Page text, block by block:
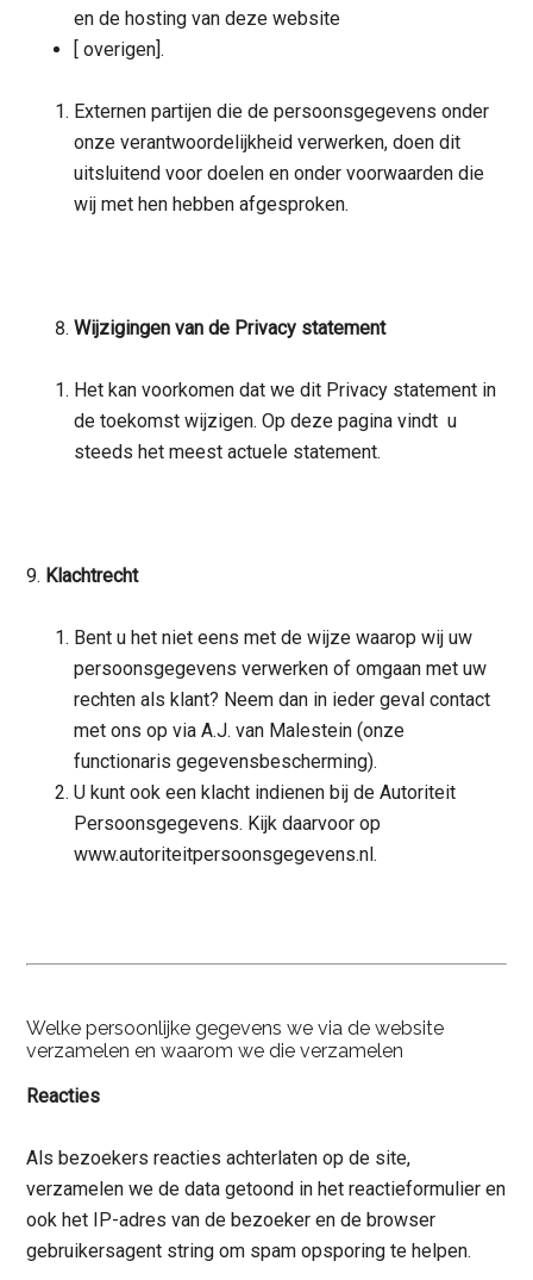
en de hosting van deze website
[ overigen].
Externen partijen die de persoonsgegevens onder
onze verantwoordelijkheid verwerken, doen dit
uitsluitend voor doelen en onder voorwaarden die
wij met hen hebben afgesproken.
Wijzigingen van de Privacy statement
Het kan voorkomen dat we dit Privacy statement in
de toekomst wijzigen. Op deze pagina vindt u
steeds het meest actuele statement.
9. Klachtrecht
Bent u het niet eens met de wijze waarop wij uw
persoonsgegevens verwerken of omgaan met uw
rechten als klant? Neem dan in ieder geval contact
met ons op via A.J. van Malestein (onze
functionaris gegevensbescherming).
U kunt ook een klacht indienen bij de Autoriteit
Persoonsgegevens. Kijk daarvoor op
www.autoriteitpersoonsgegevens.nl.
Welke persoonlijke gegevens we via de website
verzamelen en waarom we die verzamelen
Reacties
Als bezoekers reacties achterlaten op de site,
verzamelen we de data getoond in het reactieformulier en
ook het IP-adres van de bezoeker en de browser
gebruikersagent string om spam opsporing te helpen.